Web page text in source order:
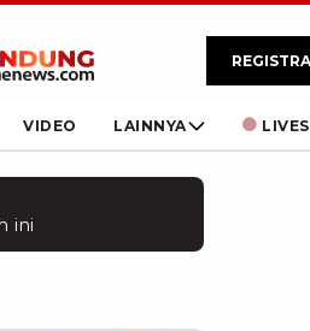
VIDEO LAINNYA LIVE
ini